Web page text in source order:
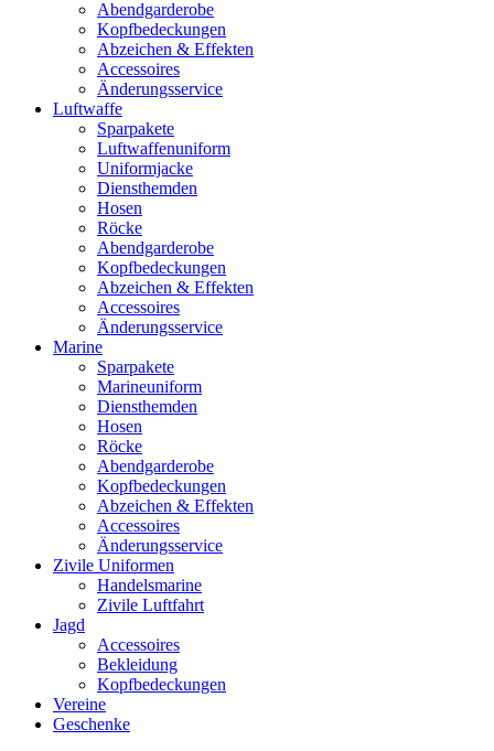
Abendgarderobe
Kopfbedeckungen
Abzeichen & Effekten
Accessoires
Änderungsservice
Luftwaffe
Sparpakete
Luftwaffenuniform
Uniformjacke
Diensthemden
Hosen
Röcke
Abendgarderobe
Kopfbedeckungen
Abzeichen & Effekten
Accessoires
Änderungsservice
Marine
Sparpakete
Marineuniform
Diensthemden
Hosen
Röcke
Abendgarderobe
Kopfbedeckungen
Abzeichen & Effekten
Accessoires
Änderungsservice
Zivile Uniformen
Handelsmarine
Zivile Luftfahrt
Jagd
Accessoires
Bekleidung
Kopfbedeckungen
Vereine
Geschenke